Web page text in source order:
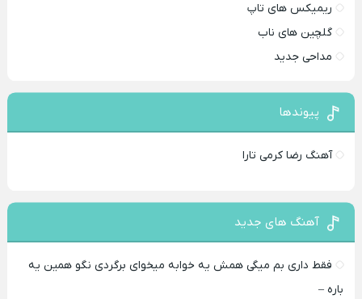
ریمیکس های تاپ
گلچین های ناب
مداحی جدید
پیوندها
آهنگ رضا کرمی تارا
آهنگ های جدید
فقط داری بم میگی همش یه خوابه میخوای برگردی نگو همین یه
باره –